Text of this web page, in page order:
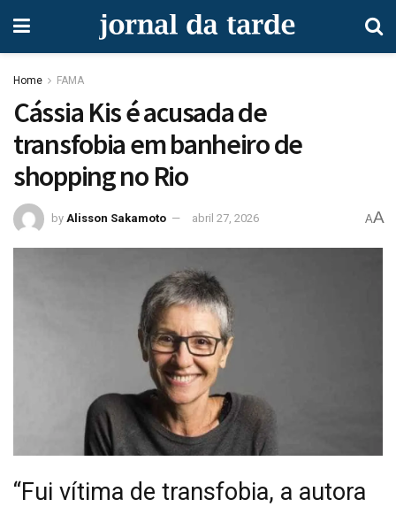
Home FAMA
Cássia Kis é acusada de
transfobia em banheiro de
shopping no Rio
by Alisson Sakamoto abril 27, 2026 AA
“Fui vítima de transfobia, a autora